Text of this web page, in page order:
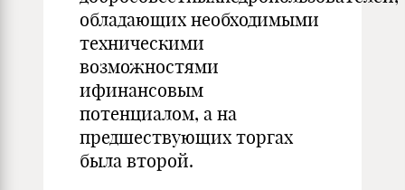
обладающих необходимыми
техническими
возможностями
ифинансовым
потенциалом, а на
предшествующих торгах
была второй.